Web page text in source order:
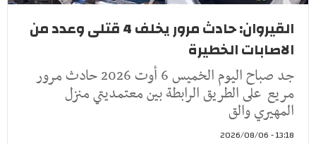
القيروان: حادث مرور يخلف 4 قتلى وعدد من
الاصابات الخطيرة
جد صباح اليوم الخميس 6 أوت 2026 حادث مرور
مريع على الطريق الرابطة بين معتمديتي منزل
المهيري والق
13:18 - 2026/08/06